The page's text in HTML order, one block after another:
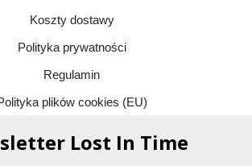
Koszty dostawy
Polityka prywatności
Regulamin
plików cookies (EU)
Lost In Time